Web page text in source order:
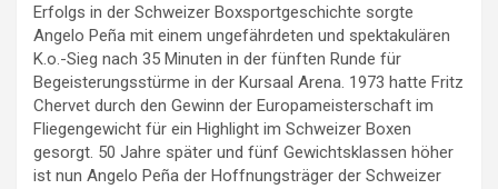
Erfolgs in der Schweizer Boxsportgeschichte sorgte
Angelo Peña mit einem ungefährdeten und spektakulären
K.o.-Sieg nach 35 Minuten in der fünften Runde für
Begeisterungsstürme in der Kursaal Arena. 1973 hatte Fritz
Chervet durch den Gewinn der Europameisterschaft im
Fliegengewicht für ein Highlight im Schweizer Boxen
gesorgt. 50 Jahre später und fünf Gewichtsklassen höher
ist nun Angelo Peña der Hoffnungsträger der Schweizer